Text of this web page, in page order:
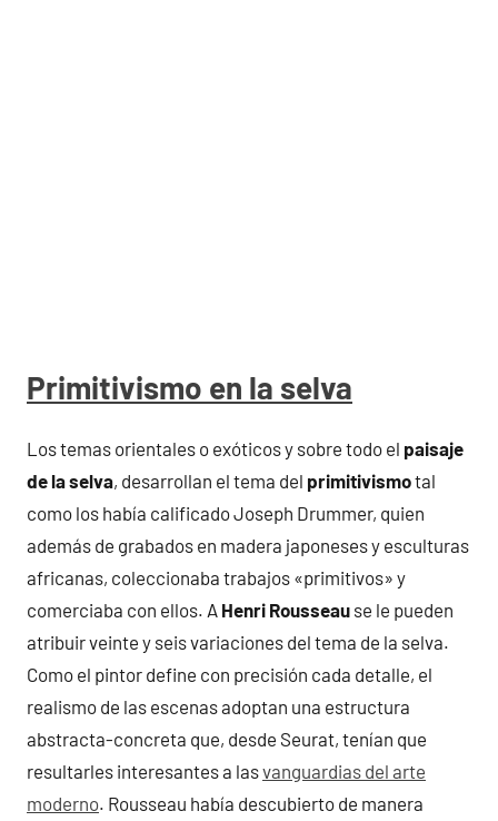
Primitivismo en la selva
Los temas orientales o exóticos y sobre todo el paisaje
de la selva, desarrollan el tema del primitivismotal
como los había calificado Joseph Drummer, quien
además de grabados en madera japoneses y esculturas
africanas, coleccionaba trabajos «primitivos» y
comerciaba con ellos. A Henri Rousseau se le pueden
atribuir veinte y seis variaciones del tema de la selva.
Como el pintor define con precisión cada detalle, el
realismo de las escenas adoptan una estructura
abstracta-concreta que, desde Seurat, tenían que
resultarles interesantes a lasvanguardias del arte
moderno. Rousseau había descubierto de manera